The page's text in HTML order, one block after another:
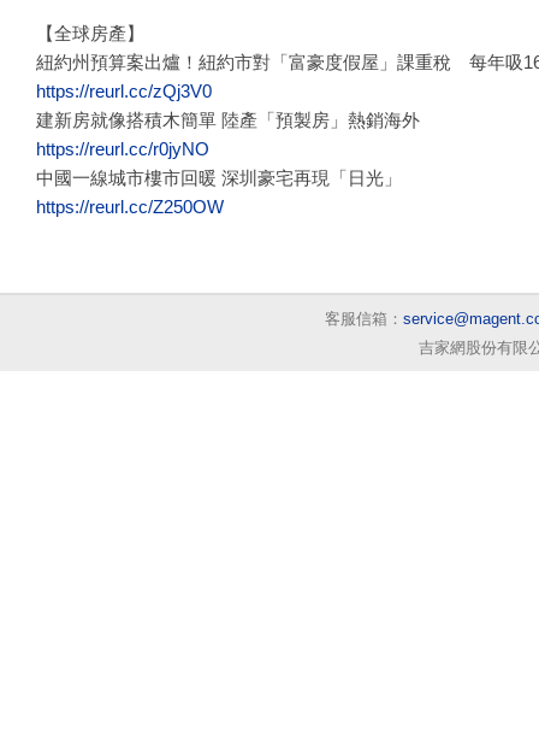
【全球房產】
紐約州預算案出爐！紐約市對「富豪度假屋」課重稅 每年吸
https://reurl.cc/zQj3V0
建新房就像搭積木簡單 陸產「預製房」熱銷海外
https://reurl.cc/r0jyNO
中國一線城市樓市回暖 深圳豪宅再現「日光」
https://reurl.cc/Z250OW
客服信箱：
吉家網股份有限